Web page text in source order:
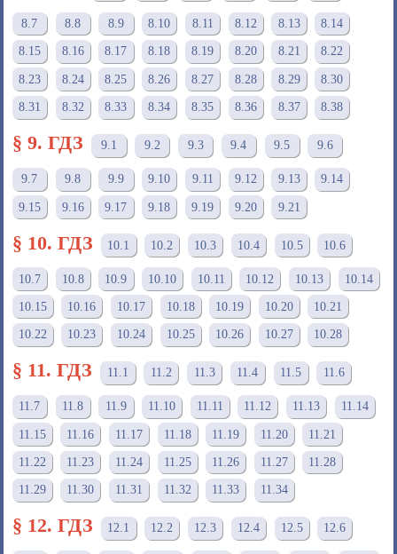
8.7 8.8 8.9 8.10 8.11 8.12 8.13 8.14
8.15 8.16 8.17 8.18 8.19 8.20 8.21 8.22
8.23 8.24 8.25 8.26 8.27 8.28 8.29 8.30
8.31 8.32 8.33 8.34 8.35 8.36 8.37 8.38
§ 9. ГДЗ 9.1 9.2 9.3 9.4 9.5 9.6
9.7 9.8 9.9 9.10 9.11 9.12 9.13 9.14
9.15 9.16 9.17 9.18 9.19 9.20 9.21
§ 10. ГДЗ 10.1 10.2 10.3 10.4 10.5 10.6
10.7 10.8 10.9 10.10 10.11 10.12 10.13 10.14
10.15 10.16 10.17 10.18 10.19 10.20 10.21
10.22 10.23 10.24 10.25 10.26 10.27 10.28
§ 11. ГДЗ 11.1 11.2 11.3 11.4 11.5 11.6
11.7 11.8 11.9 11.10 11.11 11.12 11.13 11.14
11.15 11.16 11.17 11.18 11.19 11.20 11.21
11.22 11.23 11.24 11.25 11.26 11.27 11.28
11.29 11.30 11.31 11.32 11.33 11.34
§ 12. ГДЗ 12.1 12.2 12.3 12.4 12.5 12.6